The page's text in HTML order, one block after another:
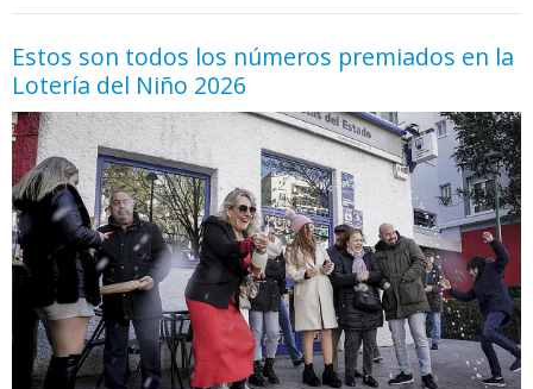
Estos son todos los números premiados en la
Lotería del Niño 2026